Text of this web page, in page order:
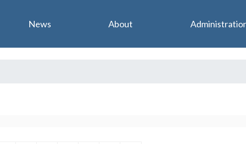
News About